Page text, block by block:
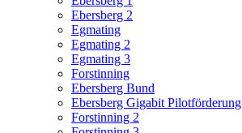
Ebersberg 2
Egmating
Egmating 2
Egmating 3
Forstinning
Ebersberg Bund
Ebersberg Gigabit Pilotförderung
Forstinning 2